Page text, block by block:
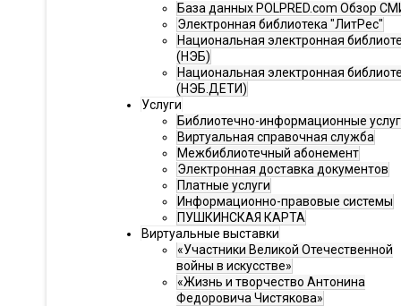
База данных POLPRED.com Обзор
Электронная библиотека "ЛитРес"
Национальная электронная
(НЭБ)
Национальная электронная
(НЭБ.ДЕТИ)
Услуги
Библиотечно-информационные
Виртуальная справочная служба
Межбиблиотечный абонемент
Электронная доставка документов
Платные услуги
Информационно-правовые системы
ПУШКИНСКАЯ КАРТА
Виртуальные выставки
«Участники Великой Отечественной
войны в искусстве»
«Жизнь и творчество Антонина
Федоровича Чистякова»